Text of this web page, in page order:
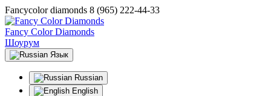
Fancycolor diamonds 8 (965) 222-44-33
Fancy Color Diamonds
Шоурум
Язык
Russian
English